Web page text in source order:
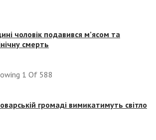
чоловік подавився м’ясом та
смерть
1 Of 588
громаді вимикатимуть світло